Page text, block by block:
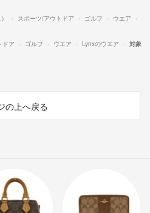
スポーツ/アウトドア ゴルフ
ウエア
ドア ゴルフ ウエア Lynxのウエア
対象
の上へ戻る